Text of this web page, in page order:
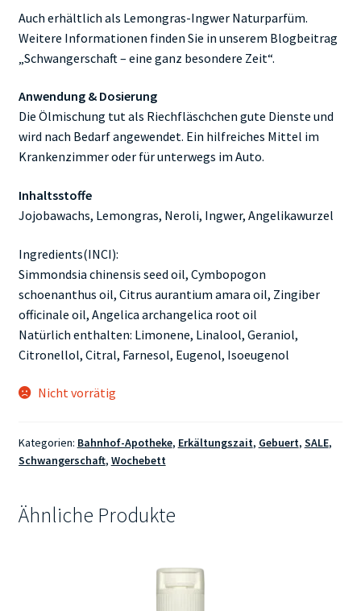
Auch erhältlich als Lemongras-Ingwer Naturparfüm.
Weitere Informationen finden Sie in unserem Blogbeitrag
„Schwangerschaft – eine ganz besondere Zeit“.
Anwendung & Dosierung
Die Ölmischung tut als Riechfläschchen gute Dienste und
wird nach Bedarf angewendet. Ein hilfreiches Mittel im
Krankenzimmer oder für unterwegs im Auto.
Inhaltsstoffe
Jojobawachs, Lemongras, Neroli, Ingwer, Angelikawurzel
Ingredients(INCI):
Simmondsia chinensis seed oil, Cymbopogon
schoenanthus oil, Citrus aurantium amara oil, Zingiber
officinale oil, Angelica archangelica root oil
Natürlich enthalten: Limonene, Linalool, Geraniol,
Citronellol, Citral, Farnesol, Eugenol, Isoeugenol
Nicht vorrätig
Kategorien: Bahnhof-Apotheke, Erkältungszait, Gebuert, SALE,
Schwangerschaft, Wochebett
Ähnliche Produkte